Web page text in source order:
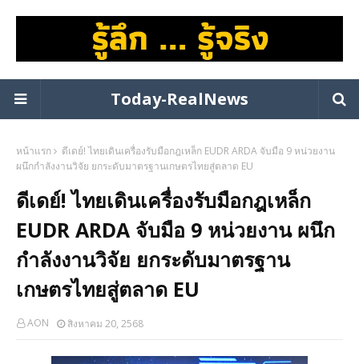
Today-RealNews
หน้าแรก
ดีเดย์! ไทยเดินเครื่องรับมือกฎเหล็ก EUDR ARDA จับมือ 9 หน่วยงาน
ผนึกกำลังงานวิจัย ยกระดับมาตรฐานเกษตรไทยสู่ตลาด EU
ดีเดย์! ไทยเดินเครื่องรับมือกฎเหล็ก
EUDR ARDA จับมือ 9 หน่วยงาน ผนึก
กำลังงานวิจัย ยกระดับมาตรฐาน
เกษตรไทยสู่ตลาด EU
AON สิงหาคม 20, 2568